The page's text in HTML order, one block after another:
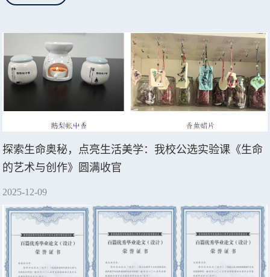
探索生命奥秘，点亮生活美学：我校公选实验课《生命
的艺术与创作》圆满收官
2025-12-09